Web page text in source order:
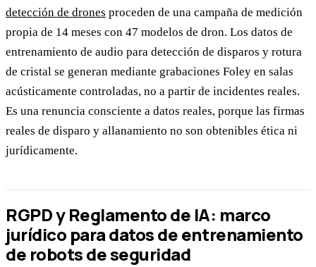
detección de drones proceden de una campaña de medición
propia de 14 meses con 47 modelos de dron. Los datos de
entrenamiento de audio para detección de disparos y rotura
de cristal se generan mediante grabaciones Foley en salas
acústicamente controladas, no a partir de incidentes reales.
Es una renuncia consciente a datos reales, porque las firmas
reales de disparo y allanamiento no son obtenibles ética ni
jurídicamente.
RGPD y Reglamento de IA: marco
jurídico para datos de entrenamiento
de robots de seguridad